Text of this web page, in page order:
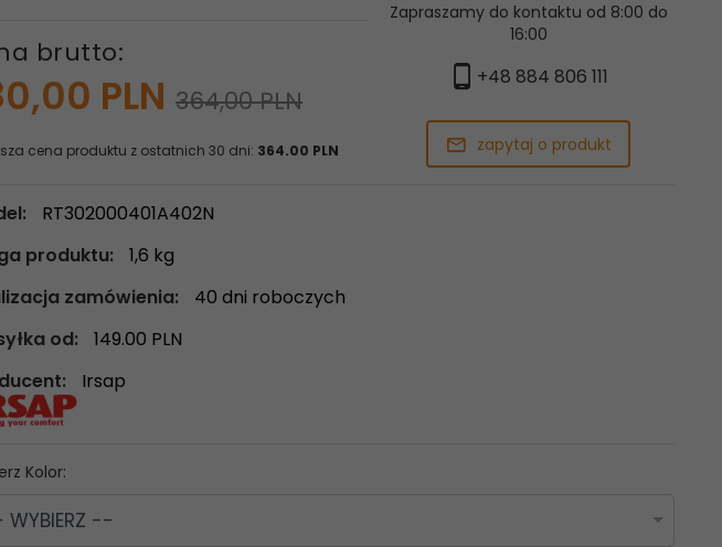
brutto:
00 PLN 364,00 PLN
cena produktu z ostatnich 30 dni: 364.00 PLN
Zapraszamy do kontaktu od 8:00 do
16:00
+48 884 806 111
zapytaj o produkt
RT302000401A402N
produktu:
1,6 kg
zamówienia:
40 dni roboczych
od:
149.00 PLN
Irsap
Kolor:
--